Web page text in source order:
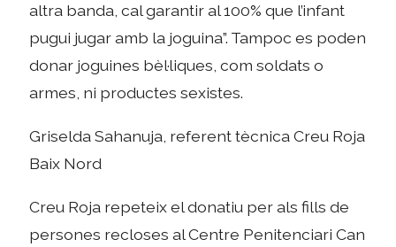
altra banda, cal garantir al 100% que l’infant
pugui jugar amb la joguina”. Tampoc es poden
donar joguines bèl·liques, com soldats o
armes, ni productes sexistes.
Griselda Sahanuja, referent tècnica Creu Roja
Baix Nord
Creu Roja repeteix el donatiu per als fills de
persones recloses al Centre Penitenciari Can